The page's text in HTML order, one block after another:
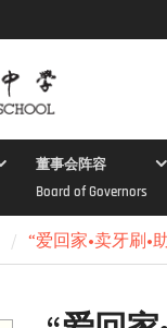
董事会阵容
Board of Governors
“爱回家•卖牙刷•